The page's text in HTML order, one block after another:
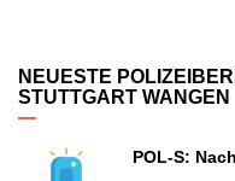
NEUESTE
STUTTGART WANGEN
POL-S: